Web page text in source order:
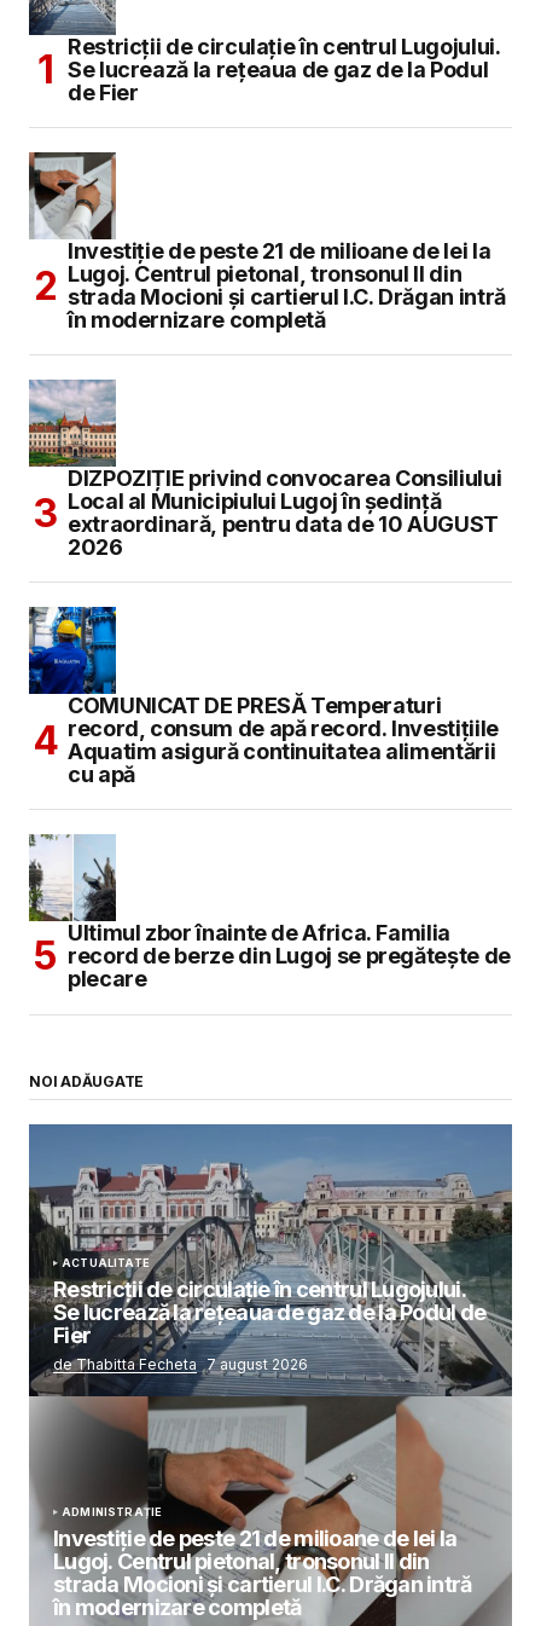
Restricții de circulație în centrul Lugojului.
Se lucrează la rețeaua de gaz de la Podul
de Fier
Investiție de peste 21 de milioane de lei la
Lugoj. Centrul pietonal, tronsonul II din
strada Mocioni și cartierul I.C. Drăgan intră
în modernizare completă
DIZPOZIȚIE privind convocarea Consiliului
Local al Municipiului Lugoj în şedinţă
extraordinară, pentru data de 10 AUGUST
2026
COMUNICAT DE PRESĂ Temperaturi
record, consum de apă record. Investițiile
Aquatim asigură continuitatea alimentării
cu apă
Ultimul zbor înainte de Africa. Familia
record de berze din Lugoj se pregătește de
plecare
NOI ADĂUGATE
ACTUALITATE
Restricții de circulație în centrul Lugojului.
Se lucrează la rețeaua de gaz de la Podul de
Fier
de Thabitta Fecheta 7 august 2026
ADMINISTRAȚIE
Investiție de peste 21 de milioane de lei la
Lugoj. Centrul pietonal, tronsonul II din
strada Mocioni și cartierul I.C. Drăgan intră
în modernizare completă